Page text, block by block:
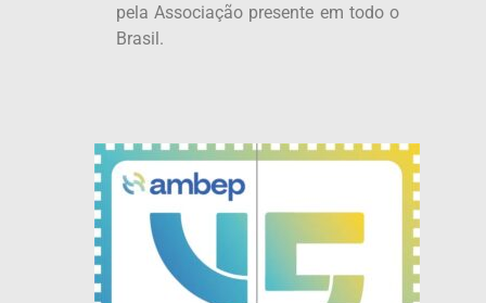
pela Associação presente em todo o
Brasil.